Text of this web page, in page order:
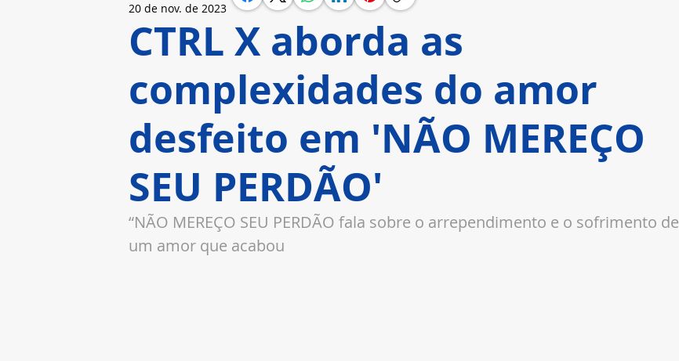
CTRL X aborda as
complexidades do amor
desfeito em 'NÃO MEREÇO
SEU PERDÃO'
20 de nov. de 2023
“NÃO MEREÇO SEU PERDÃO fala sobre o arrependimento e o sofrimento de
um amor que acabou